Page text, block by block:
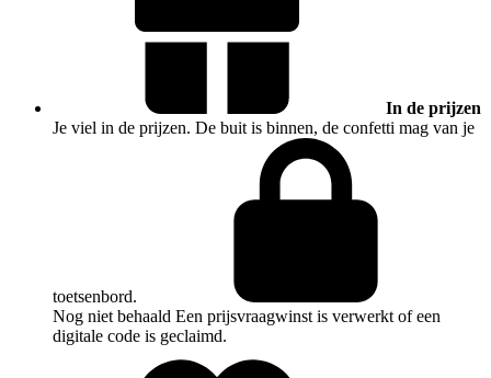
In de prijzen
Je viel in de prijzen. De buit is binnen, de confetti mag van je
toetsenbord.
Nog niet behaald Een prijsvraagwinst is verwerkt of een
digitale code is geclaimd.